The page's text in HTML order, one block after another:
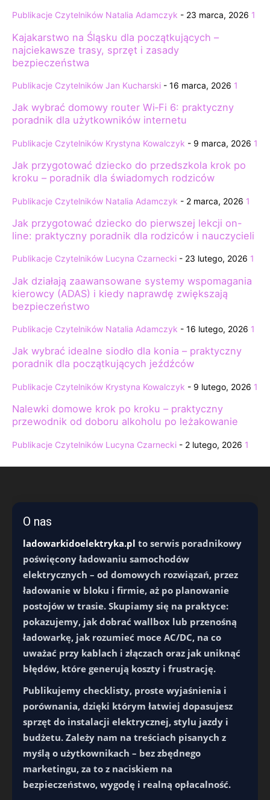
Publikacje Czytelników Natalia Adamczyk - 23 marca, 2026 1
Kajakarstwo na Śląsku dla początkujących –
najciekawsze trasy, sprzęt i zasady
bezpieczeństwa
Publikacje Czytelników Jan Kucharski - 16 marca, 2026 1
Jak wybrać domowy router Wi‑Fi 6: praktyczny
poradnik dla użytkowników internetu
Publikacje Czytelników Krystyna Kowalczyk - 9 marca, 2026 1
Jak przygotować dziecko do przedszkola krok po
kroku – poradnik dla świadomych rodziców
Publikacje Czytelników Natalia Adamczyk - 2 marca, 2026 1
Jak przygotować dziecko do pierwszej lekcji on-
line: praktyczny poradnik dla rodziców i nauczycieli
Publikacje Czytelników Lucyna Czarnecki - 23 lutego, 2026 1
Jak działają zaawansowane systemy wspomagania
kierowcy (ADAS) i kiedy naprawdę zwiększają
bezpieczeństwo
Publikacje Czytelników Natalia Adamczyk - 16 lutego, 2026 1
Jak wybrać idealne siodło dla konia – praktyczny
poradnik dla początkujących jeźdźców
Publikacje Czytelników Krystyna Kowalczyk - 9 lutego, 2026 1
Nalewki domowe krok po kroku – praktyczny
przewodnik od doboru alkoholu po leżakowanie
Publikacje Czytelników Lucyna Czarnecki - 2 lutego, 2026 1
O nas
ladowarkidoelektryka.pl to serwis poradnikowy
poświęcony ładowaniu samochodów
elektrycznych – od domowych rozwiązań, przez
ładowanie w bloku i firmie, aż po planowanie
postojów w trasie. Skupiamy się na praktyce:
pokazujemy, jak dobrać wallbox lub przenośną
ładowarkę, jak rozumieć moce AC/DC, na co
uważać przy kablach i złączach oraz jak uniknąć
błędów, które generują koszty i frustrację.
Publikujemy checklisty, proste wyjaśnienia i
porównania, dzięki którym łatwiej dopasujesz
sprzęt do instalacji elektrycznej, stylu jazdy i
budżetu. Zależy nam na treściach pisanych z
myślą o użytkownikach – bez zbędnego
marketingu, za to z naciskiem na
bezpieczeństwo, wygodę i realną opłacalność.